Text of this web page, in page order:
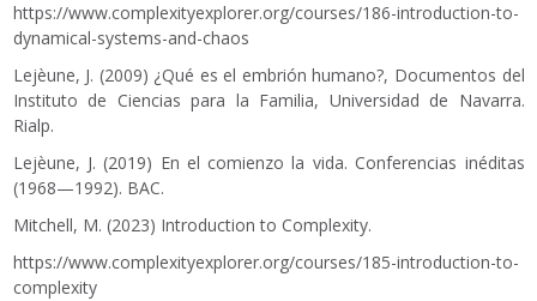
https://www.complexityexplorer.org/courses/186-introduction-to-
dynamical-systems-and-chaos
Lejèune, J. (2009) ¿Qué es el embrión humano?, Documentos del
Instituto de Ciencias para la Familia, Universidad de Navarra.
Rialp.
Lejèune, J. (2019) En el comienzo la vida. Conferencias inéditas
(1968—1992). BAC.
Mitchell, M. (2023) Introduction to Complexity.
https://www.complexityexplorer.org/courses/185-introduction-to-
complexity